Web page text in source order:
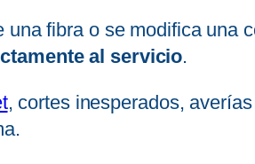
fibra o se modifica una
al servicio.
, cortes inesperados,